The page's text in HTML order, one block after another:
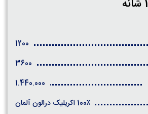
1200
3600
1.440.000
100٪ اکریلیک درالون آلمان